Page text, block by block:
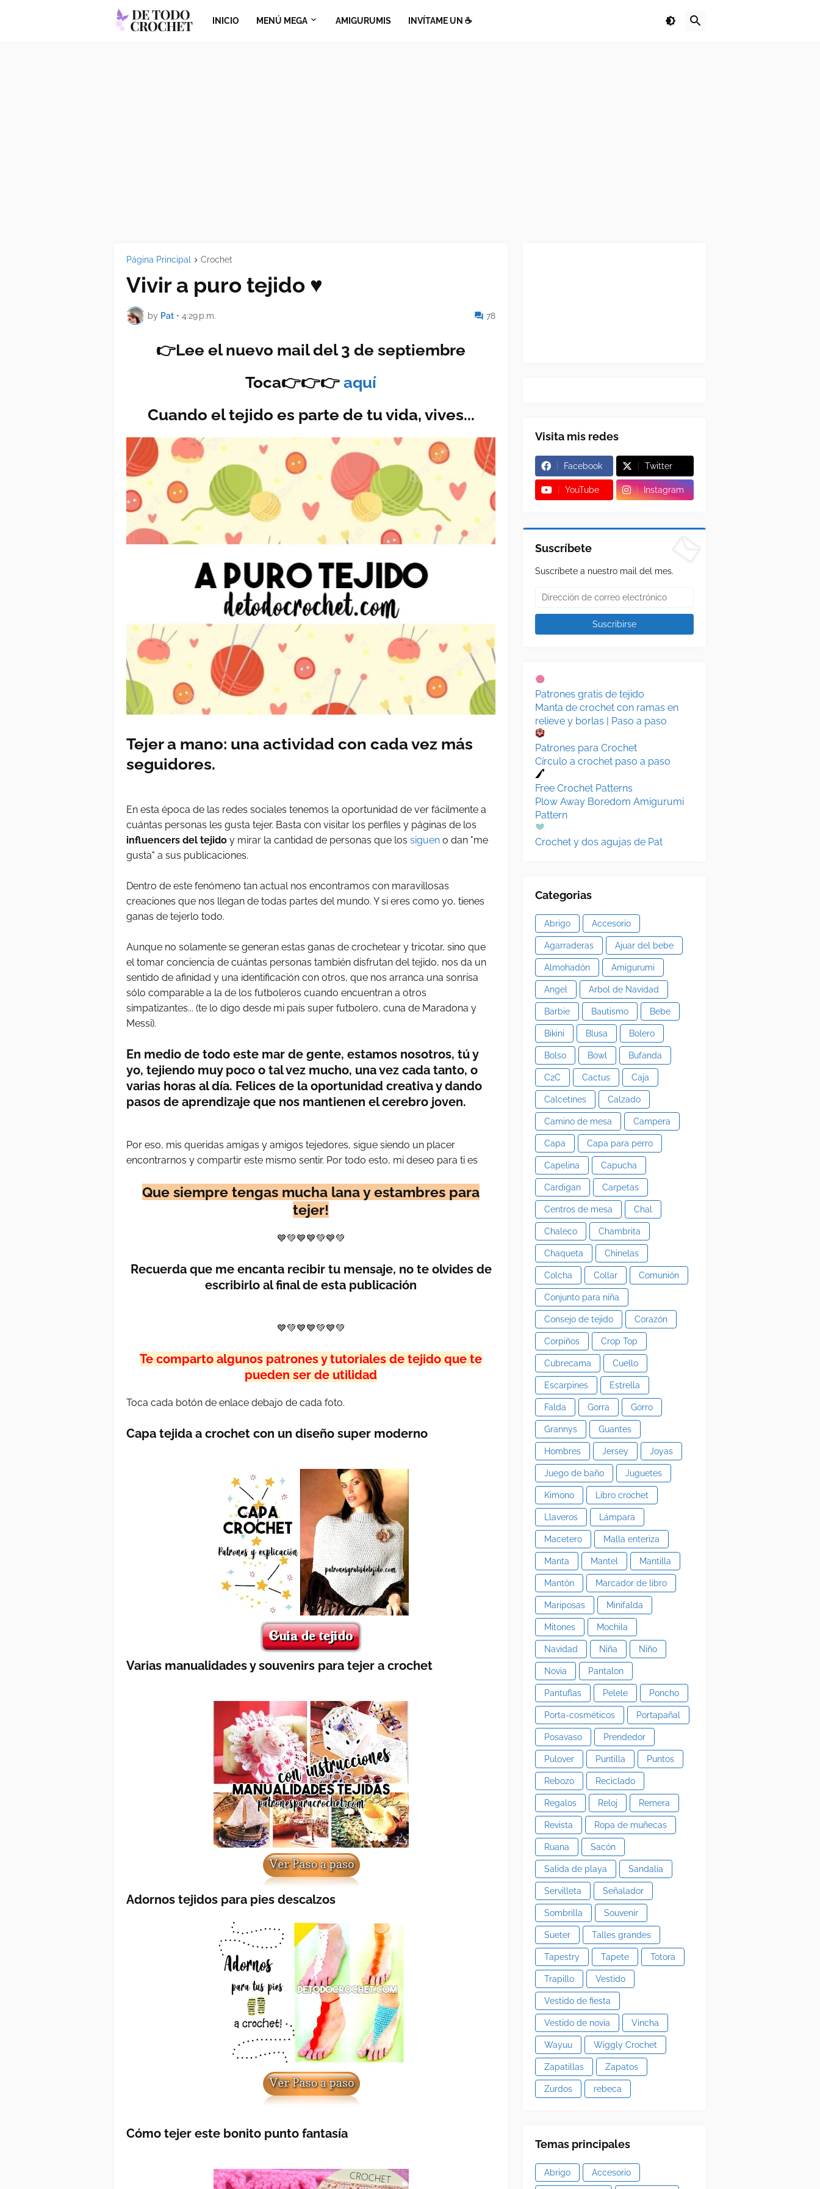
INICIO MENÚ MEGA AMIGURUMIS INVÍTAME UN ☕​
Página Principal Crochet
Vivir a puro tejido ♥
by Pat • 4:29 p.m. 78
👉Lee el nuevo mail del 3 de septiembre
Toca👉👉👉 aquí
Cuando el tejido es parte de tu vida, vives...
Tejer a mano: una actividad con cada vez más
seguidores.
En esta época de las redes sociales tenemos la oportunidad de ver fácilmente a
cuántas personas les gusta tejer. Basta con visitar los perfiles y páginas de los
influencers del tejido y mirar la cantidad de personas que los siguen o dan "me
gusta" a sus publicaciones.
Dentro de este fenómeno tan actual nos encontramos con maravillosas
creaciones que nos llegan de todas partes del mundo. Y si eres como yo, tienes
ganas de tejerlo todo.
Aunque no solamente se generan estas ganas de crochetear y tricotar, sino que
el tomar conciencia de cuántas personas también disfrutan del tejido, nos da un
sentido de afinidad y una identificación con otros, que nos arranca una sonrisa
sólo comparable a la de los futboleros cuando encuentran a otros
simpatizantes... (te lo digo desde mi país super futbolero, cuna de Maradona y
Messi).
En medio de todo este mar de gente, estamos nosotros, tú y
yo, tejiendo muy poco o tal vez mucho, una vez cada tanto, o
varias horas al día. Felices de la oportunidad creativa y dando
pasos de aprendizaje que nos mantienen el cerebro joven.
Por eso, mis queridas amigas y amigos tejedores, sigue siendo un placer
encontrarnos y compartir este mismo sentir. Por todo esto, mi deseo para ti es
Que siempre tengas mucha lana y estambres para
tejer!
💙💚💙💙💚💙💚
Recuerda que me encanta recibir tu mensaje, no te olvides de
escribirlo al final de esta publicación
💙💚💙💙💚💙💚
Te comparto algunos patrones y tutoriales de tejido que te
pueden ser de utilidad
Toca cada botón de enlace debajo de cada foto.
Capa tejida a crochet con un diseño super moderno
Varias manualidades y souvenirs para tejer a crochet
Adornos tejidos para pies descalzos
Cómo tejer este bonito punto fantasía
Visita mis redes
Facebook Twitter
YouTube Instagram
Suscríbete
Suscríbete a nuestro mail del mes.
Patrones gratis de tejido
Manta de crochet con ramas en
relieve y borlas | Paso a paso
Patrones para Crochet
Círculo a crochet paso a paso
Free Crochet Patterns
Plow Away Boredom Amigurumi
Pattern
Crochet y dos agujas de Pat
Categorias
Abrigo Accesorio
Agarraderas Ajuar del bebe
Almohadón Amigurumi
Angel Arbol de Navidad
Barbie Bautismo Bebe
Bikini Blusa Bolero
Bolso Bowl Bufanda
C2C Cactus Caja
Calcetines Calzado
Camino de mesa Campera
Capa Capa para perro
Capelina Capucha
Cardigan Carpetas
Centros de mesa Chal
Chaleco Chambrita
Chaqueta Chinelas
Colcha Collar Comunión
Conjunto para niña
Consejo de tejido Corazón
Corpiños Crop Top
Cubrecama Cuello
Escarpines Estrella
Falda Gorra Gorro
Grannys Guantes
Hombres Jersey Joyas
Juego de baño Juguetes
Kimono Libro crochet
Llaveros Lámpara
Macetero Malla enteriza
Manta Mantel Mantilla
Mantón Marcador de libro
Mariposas Minifalda
Mitones Mochila
Navidad Niña Niño
Novia Pantalon
Pantuflas Pelele Poncho
Porta-cosméticos Portapañal
Posavaso Prendedor
Pulover Puntilla Puntos
Rebozo Reciclado
Regalos Reloj Remera
Revista Ropa de muñecas
Ruana Sacón
Salida de playa Sandalia
Servilleta Señalador
Sombrilla Souvenir
Sueter Talles grandes
Tapestry Tapete Totora
Trapillo Vestido
Vestido de fiesta
Vestido de novia Vincha
Wayuu Wiggly Crochet
Zapatillas Zapatos
Zurdos rebeca
Temas principales
Abrigo Accesorio